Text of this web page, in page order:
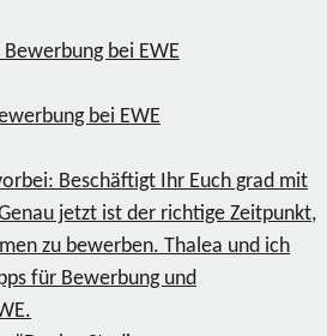
bei EWE
Beschäftigt Ihr Euch grad mit
jetzt ist der richtige Zeitpunkt,
zu bewerben. Thalea und ich
für Bewerbung und